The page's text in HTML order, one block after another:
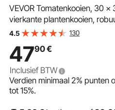
VEVOR Tomatenkooien, 30 x
vierkante plantenkooien,
zilverkleurig PVC-gecoat
4.5 130
4790€
Inclusief BTW
Verdien minimaal2% punten
tot15%.